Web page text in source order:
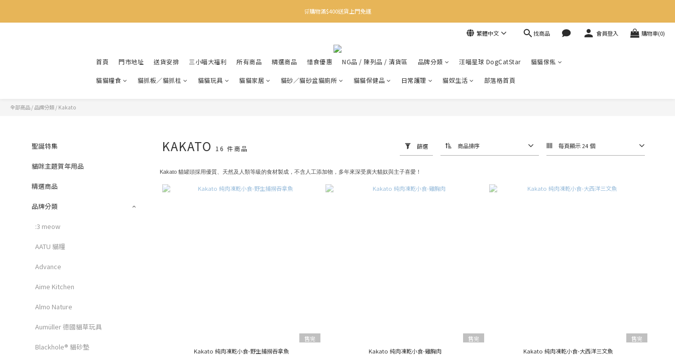
✨下載Three Little Meow App 即享多重禮遇！
🛒購物滿$400送貨上門免運
繁體中文 找商品 會員登入 購物車(0)
首頁 門市地址 送貨安排 三小喵大福利 所有商品 精選商品 惜食優惠 NG品 / 陳列品 / 清貨區 品牌分類 汪喵星球 DogCatStar 貓貓傢俬
貓貓糧食 貓抓板／貓抓柱 貓貓玩具 貓貓家居 貓砂／貓砂盆貓廁所 貓貓保健品 日常護理 貓奴生活 部落格首頁
全部商品 /品牌分類 / Kakato
聖誕特集
貓咪主題賀年用品
精選商品
品牌分類
:3 meow
AATU 貓糧
Advance
Aime Kitchen
Almo Nature
Aumüller 德國貓草玩具
Blackhole® 貓砂墊
KAKATO 16 件商品 篩選 商品排序 每頁顯示 24 個
Kakato 貓罐頭採用優質、天然及人類等級的食材製成，不含人工添加物，多年來深受廣大貓奴與主子喜愛！
售完
Kakato 純肉凍乾小食-野生捕撈吞拿魚
售完
Kakato 純肉凍乾小食-雞胸肉
售完
Kakato 純肉凍乾小食-大西洋三文魚